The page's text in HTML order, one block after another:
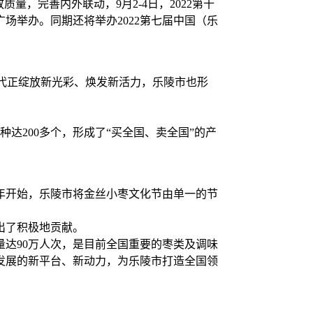
量，完善内外联动，9月2-4日，2022第十
举办。同期还将举办2022第七届中国（乐
正绽放新光彩、焕发新活力，乐陵市也形
200多个，形成了“买全国、卖全国”的产
开始，乐陵市将金丝小枣文化节由单一的节
积极地贡献。
90万人次，是目前全国重要的枣类及调味
的新平台、新动力，为乐陵市打造全国领